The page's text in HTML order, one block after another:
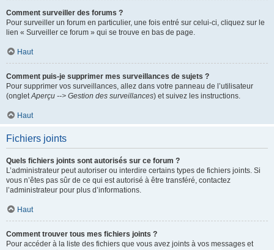
Comment surveiller des forums ?
Pour surveiller un forum en particulier, une fois entré sur celui-ci, cliquez sur le
lien « Surveiller ce forum » qui se trouve en bas de page.
Haut
Comment puis-je supprimer mes surveillances de sujets ?
Pour supprimer vos surveillances, allez dans votre panneau de l’utilisateur
(ongletAperçu --> Gestion des surveillances) et suivez les instructions.
Haut
Fichiers joints
Quels fichiers joints sont autorisés sur ce forum ?
L’administrateur peut autoriser ou interdire certains types de fichiers joints. Si
vous n’êtes pas sûr de ce qui est autorisé à être transféré, contactez
l’administrateur pour plus d’informations.
Haut
Comment trouver tous mes fichiers joints ?
Pour accéder à la liste des fichiers que vous avez joints à vos messages et